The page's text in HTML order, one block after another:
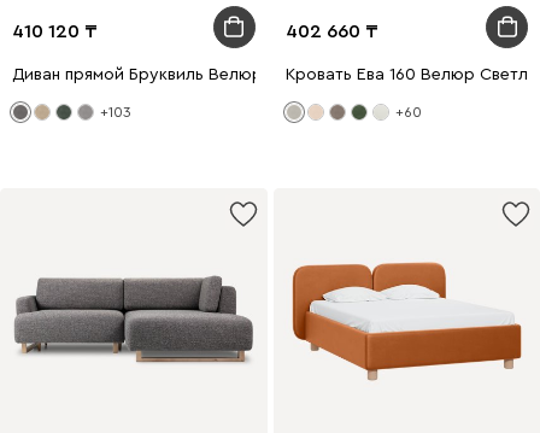
410 120
Диван прямой Бруквиль Велюр Серый
+103
402 660
Кровать Ева 160 Велюр
+60